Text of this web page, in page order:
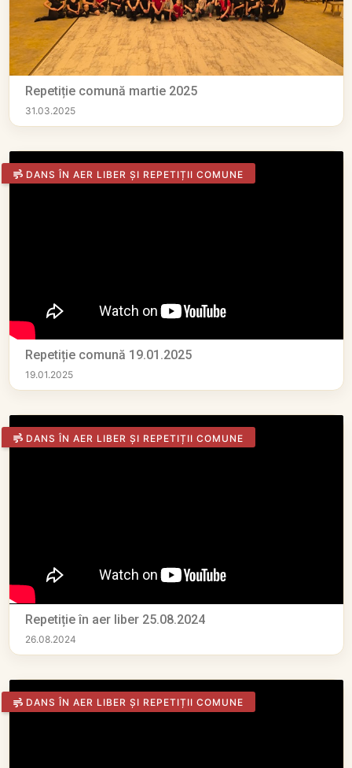
Repetiție comună martie 2025
31.03.2025
DANS ÎN AER LIBER ȘI REPETIȚII COMUNE
Repetiție comună 19.01.2025
19.01.2025
DANS ÎN AER LIBER ȘI REPETIȚII COMUNE
Repetiție în aer liber 25.08.2024
26.08.2024
DANS ÎN AER LIBER ȘI REPETIȚII COMUNE